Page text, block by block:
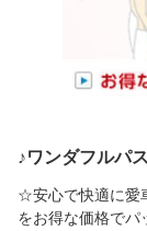
♪ワンダフルパ
☆安心で快適に愛
をお得な価格でパ